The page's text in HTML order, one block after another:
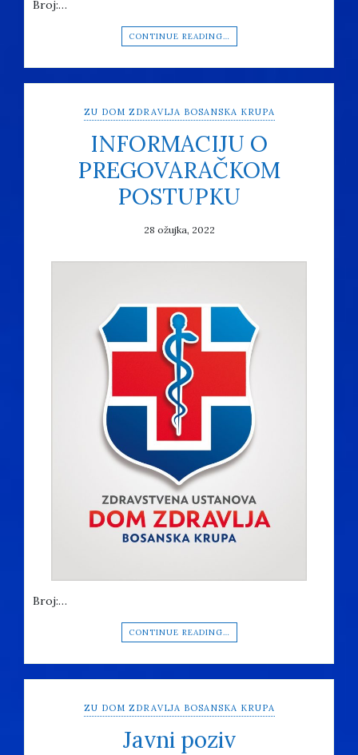
Broj:…
CONTINUE READING…
ZU DOM ZDRAVLJA BOSANSKA KRUPA
INFORMACIJU O
PREGOVARAČKOM
POSTUPKU
28 ožujka, 2022
Broj:…
CONTINUE READING…
ZU DOM ZDRAVLJA BOSANSKA KRUPA
Javni poziv